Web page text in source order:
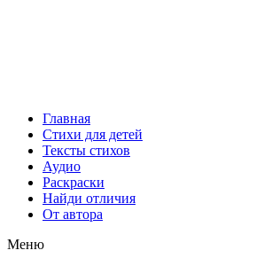
Главная
Стихи для детей
Тексты стихов
Аудио
Раскраски
Найди отличия
От автора
Меню